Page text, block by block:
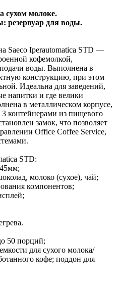
сухом молоке.
резервуар для воды.
Saeco Iperautomatica STD —
кофемолкой,
воды. Выполнена в
конструкцию, при этом
Идеальна для заведений,
напитки и где велики
в металлическом корпусе,
контейнерами из пищевого
замок, что позволяет
Office Coffee Service,
STD:
молоко (сухое), чай;
компонентов;
50 порций;
для сухого молока/
кофе; поддон для